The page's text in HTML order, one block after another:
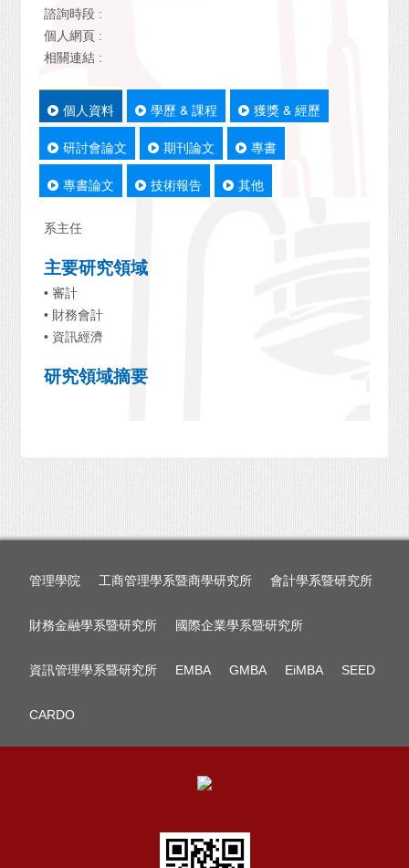
諮詢時段 :
個人網頁 :
相關連結 :
個人資料 學歷 & 課程 獲獎 & 經歷
研討會論文 期刊論文 專書
專書論文 技術報告 其他
系主任
主要研究領域
• 審計
• 財務會計
• 資訊經濟
研究領域摘要
管理學院 工商管理學系暨商學研究所 會計學系暨研究所
財務金融學系暨研究所 國際企業學系暨研究所
資訊管理學系暨研究所 EMBA GMBA EiMBA SEED
CARDO